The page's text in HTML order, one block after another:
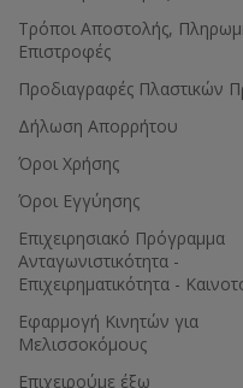
Τρόποι Αποστολής,
Επιστροφές
Προδιαγραφές Πλαστικών
Δήλωση Απορρήτου
Όροι Χρήσης
Όροι Εγγύησης
Eπιχειρησιακό Πρόγραμμα
Ανταγωνιστικότητα -
Επιχειρηματικότητα -
Εφαρμογή Κινητών για
Μελισσοκόμους
Επιχειρούμε έξω